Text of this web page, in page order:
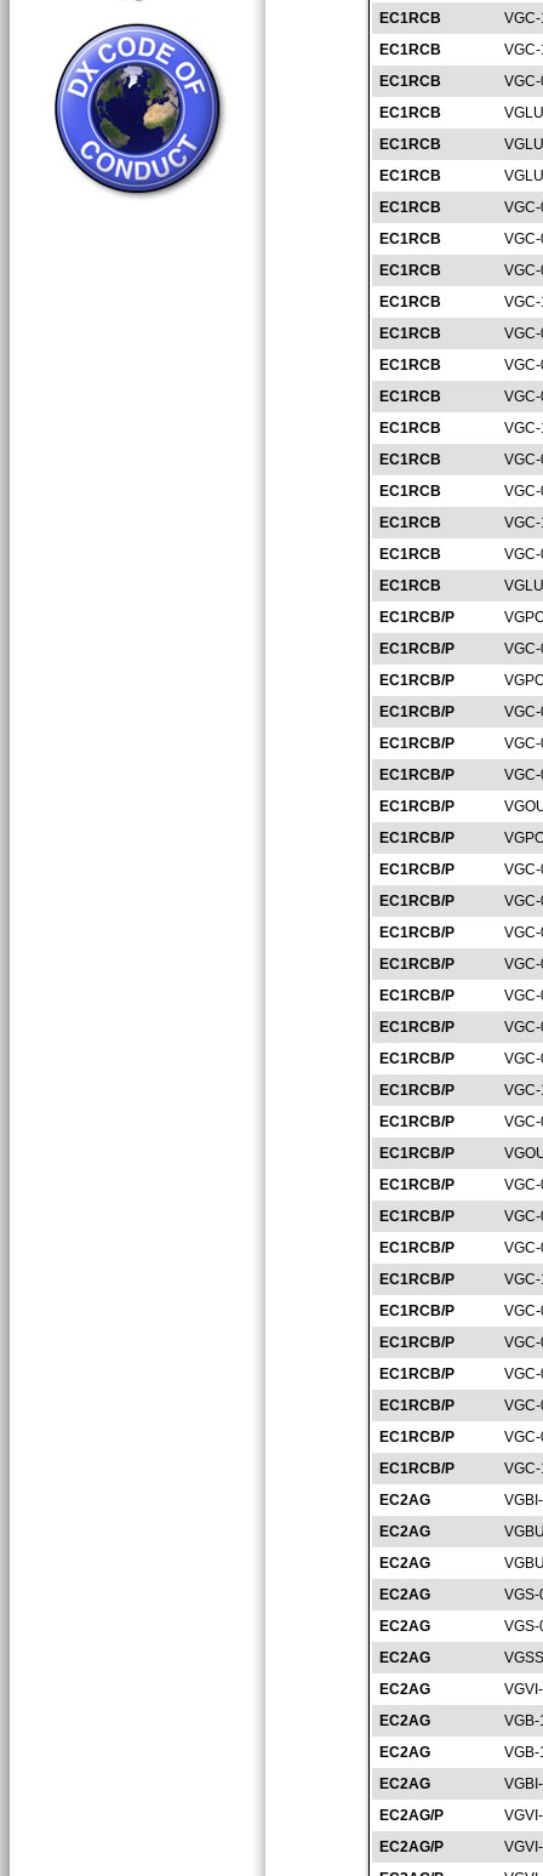
EC1RCB
EC1RCB
EC1RCB
EC1RCB
EC1RCB
EC1RCB
EC1RCB
EC1RCB
EC1RCB
EC1RCB
EC1RCB
EC1RCB
EC1RCB
EC1RCB
EC1RCB
EC1RCB
EC1RCB
EC1RCB
EC1RCB
EC1RCB/P
EC1RCB/P
EC1RCB/P
EC1RCB/P
EC1RCB/P
EC1RCB/P
EC1RCB/P
EC1RCB/P
EC1RCB/P
EC1RCB/P
EC1RCB/P
EC1RCB/P
EC1RCB/P
EC1RCB/P
EC1RCB/P
EC1RCB/P
EC1RCB/P
EC1RCB/P
EC1RCB/P
EC1RCB/P
EC1RCB/P
EC1RCB/P
EC1RCB/P
EC1RCB/P
EC1RCB/P
EC1RCB/P
EC1RCB/P
EC1RCB/P
EC2AG
EC2AG
EC2AG
EC2AG
EC2AG
EC2AG
EC2AG
EC2AG
VGB-
EC2AG
EC2AG
EC2AG/P
EC2AG/P